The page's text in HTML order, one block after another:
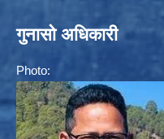
गुनासो अधिकारी
Photo: